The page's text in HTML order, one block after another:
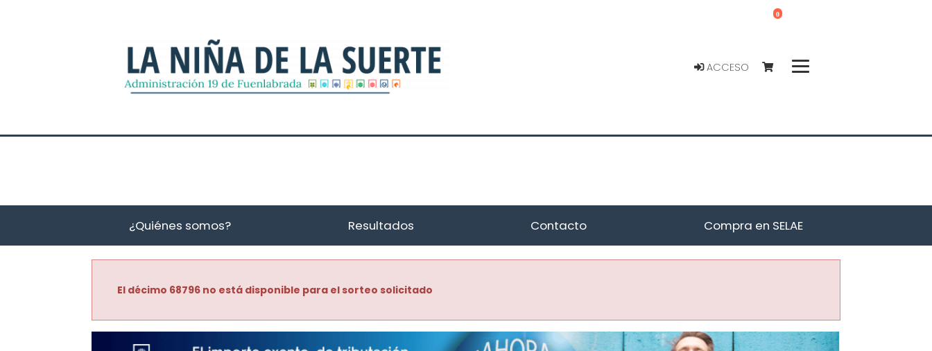
ACCESO
0
¿Quiénes somos? Resultados Contacto Compra en SELAE
El décimo 68796 no está disponible para el sorteo solicitado